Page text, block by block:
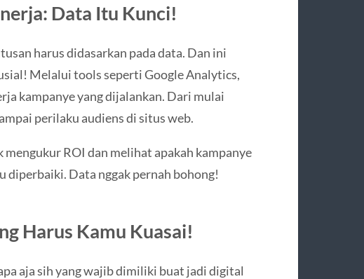
Data Itu Kunci!
harus didasarkan pada data. Dan ini
Melalui tools seperti Google Analytics,
kampanye yang dijalankan. Dari mulai
perilaku audiens di situs web.
ROI dan melihat apakah kampanye
diperbaiki. Data nggak pernah bohong!
Harus Kamu Kuasai!
aja sih yang wajib dimiliki buat jadi digital